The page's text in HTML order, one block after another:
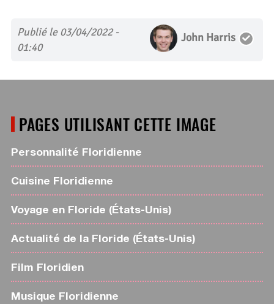
Publié le 03/04/2022 -
01:40
John Harris
PAGES UTILISANT CETTE IMAGE
Personnalité Floridienne
Cuisine Floridienne
Voyage en Floride (États-Unis)
Actualité de la Floride (États-Unis)
Film Floridien
Musique Floridienne